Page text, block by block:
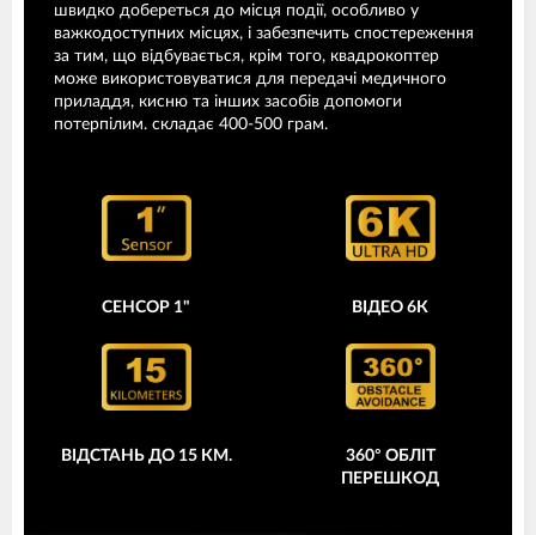
швидко добереться до місця події, особливо у
важкодоступних місцях, і забезпечить спостереження
за тим, що відбувається, крім того, квадрокоптер
може використовуватися для передачі медичного
приладдя, кисню та інших засобів допомоги
потерпілим. складає 400-500 грам.
СЕНСОР 1" ВІДЕО 6К
ВІДСТАНЬ ДО 15 КМ.
360° ОБЛІТ
ПЕРЕШКОД